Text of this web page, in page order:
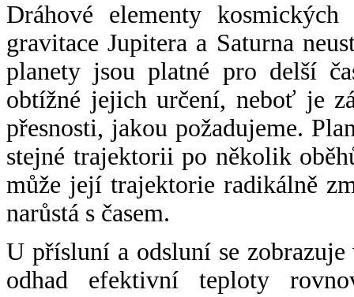
Dráhové elementy
gravitace Jupitera a Saturna
planety jsou platné pro delší
obtížné jejich určení, neboť je
přesnosti, jakou požadujeme.
stejné trajektorii po několik
může její trajektorie radikálně
narůstá s časem.
U přísluní a odsluní se
odhad efektivní teploty